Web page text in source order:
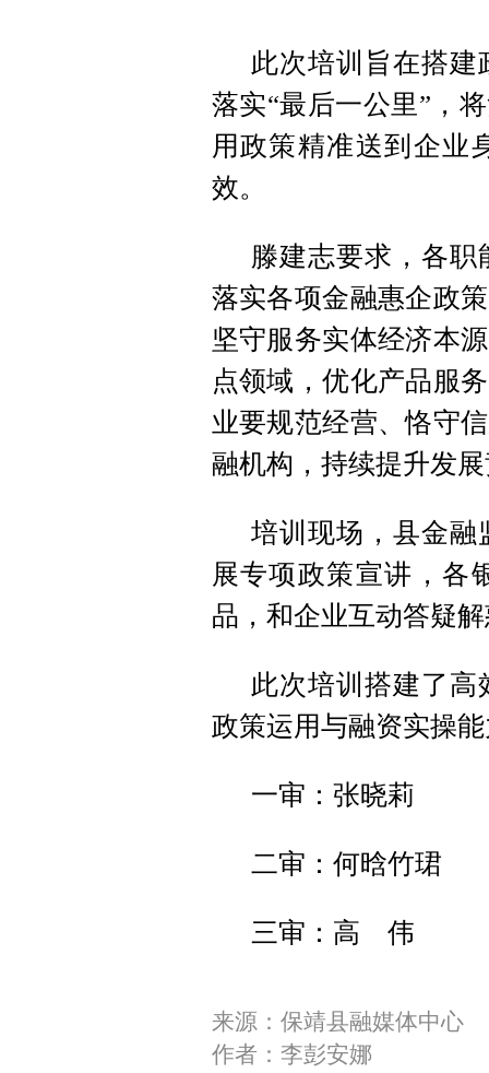
此次培训旨在搭
落实“最后一公里”，
用政策精准送到企业
效。
滕建志要求，各
落实各项金融惠企政
坚守服务实体经济本
点领域，优化产品服
业要规范经营、恪守
融机构，持续提升发
培训现场，县金融
展专项政策宣讲，各
品，和企业互动答疑
此次培训搭建了
政策运用与融资实操
一审：张晓莉
二审：何晗竹珺
三审：高 伟
来源：保靖县融媒体中心
作者：李彭安娜